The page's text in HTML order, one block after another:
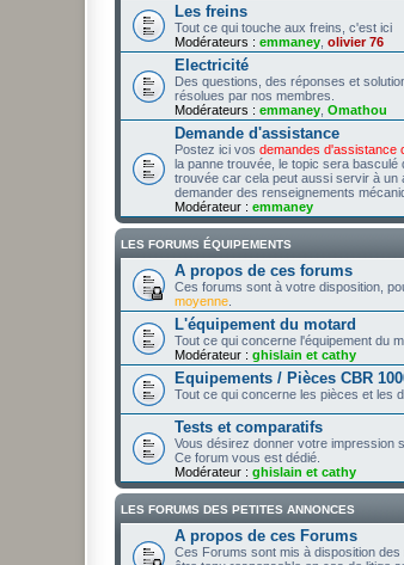
Les freins
Tout ce qui touche aux freins, c'est ici
Modérateurs : emmaney olivier 76
Electricité
Des questions, des réponses et
résolues par nos membres.
Modérateurs : emmaney Omathou
Demande d'assistance
Postez ici vos demandes d'assistance
la panne trouvée, le topic sera
trouvée car cela peut aussi servir à un
demander des renseignements
Modérateur : emmaney
LES FORUMS ÉQUIPEMENTS
A propos de ces forums
Ces forums sont à votre disposition,
moyenne
L'équipement du motard
Tout ce qui concerne l'équipement du
Modérateur : ghislain et cathy
Equipements / Pièces CBR
Tout ce qui concerne les pièces et les
Tests et comparatifs
Vous désirez donner votre impression
Ce forum vous est dédié.
Modérateur : ghislain et cathy
LES FORUMS DES PETITES ANNONCES
A propos de ces Forums
Ces Forums sont mis à disposition des